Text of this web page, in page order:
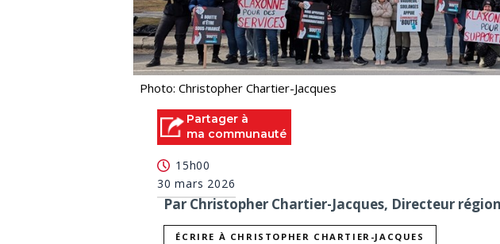
Photo: Christopher Chartier-Jacques
Partager à
ma communauté
15h00
30 mars 2026
Par Christopher Chartier-Jacques, Directeur
ÉCRIRE À CHRISTOPHER CHARTIER-JACQUES